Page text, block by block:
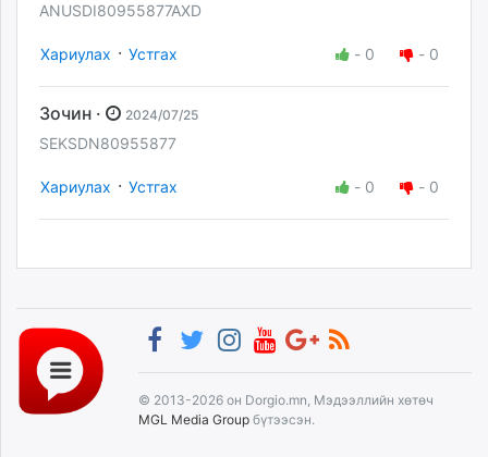
ANUSDI80955877AXD
Хариулах · Устгах - 0 - 0
Зочин · 2024/07/25
SEKSDN80955877
Хариулах · Устгах - 0 - 0
© 2013-2026 он Dorgio.mn, Мэдээллийн хөтөч
MGL Media Group бүтээсэн.